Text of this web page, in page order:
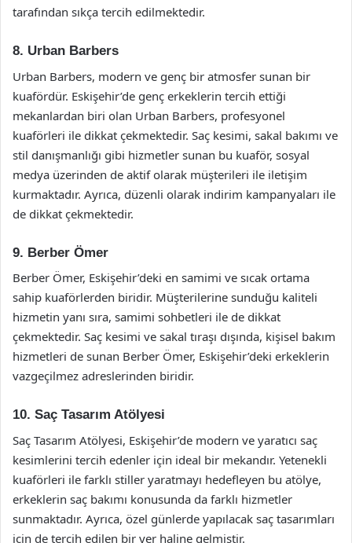
tarafından sıkça tercih edilmektedir.
8. Urban Barbers
Urban Barbers, modern ve genç bir atmosfer sunan bir
kuafördür. Eskişehir’de genç erkeklerin tercih ettiği
mekanlardan biri olan Urban Barbers, profesyonel
kuaförleri ile dikkat çekmektedir. Saç kesimi, sakal bakımı ve
stil danışmanlığı gibi hizmetler sunan bu kuaför, sosyal
medya üzerinden de aktif olarak müşterileri ile iletişim
kurmaktadır. Ayrıca, düzenli olarak indirim kampanyaları ile
de dikkat çekmektedir.
9. Berber Ömer
Berber Ömer, Eskişehir’deki en samimi ve sıcak ortama
sahip kuaförlerden biridir. Müşterilerine sunduğu kaliteli
hizmetin yanı sıra, samimi sohbetleri ile de dikkat
çekmektedir. Saç kesimi ve sakal tıraşı dışında, kişisel bakım
hizmetleri de sunan Berber Ömer, Eskişehir’deki erkeklerin
vazgeçilmez adreslerinden biridir.
10. Saç Tasarım Atölyesi
Saç Tasarım Atölyesi, Eskişehir’de modern ve yaratıcı saç
kesimlerini tercih edenler için ideal bir mekandır. Yetenekli
kuaförleri ile farklı stiller yaratmayı hedefleyen bu atölye,
erkeklerin saç bakımı konusunda da farklı hizmetler
sunmaktadır. Ayrıca, özel günlerde yapılacak saç tasarımları
için de tercih edilen bir yer haline gelmiştir.